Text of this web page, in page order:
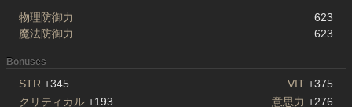
物理防御力
623
魔法防御力
623
Bonuses
STR +345 VIT +375
クリティカル +193 意思力 +276